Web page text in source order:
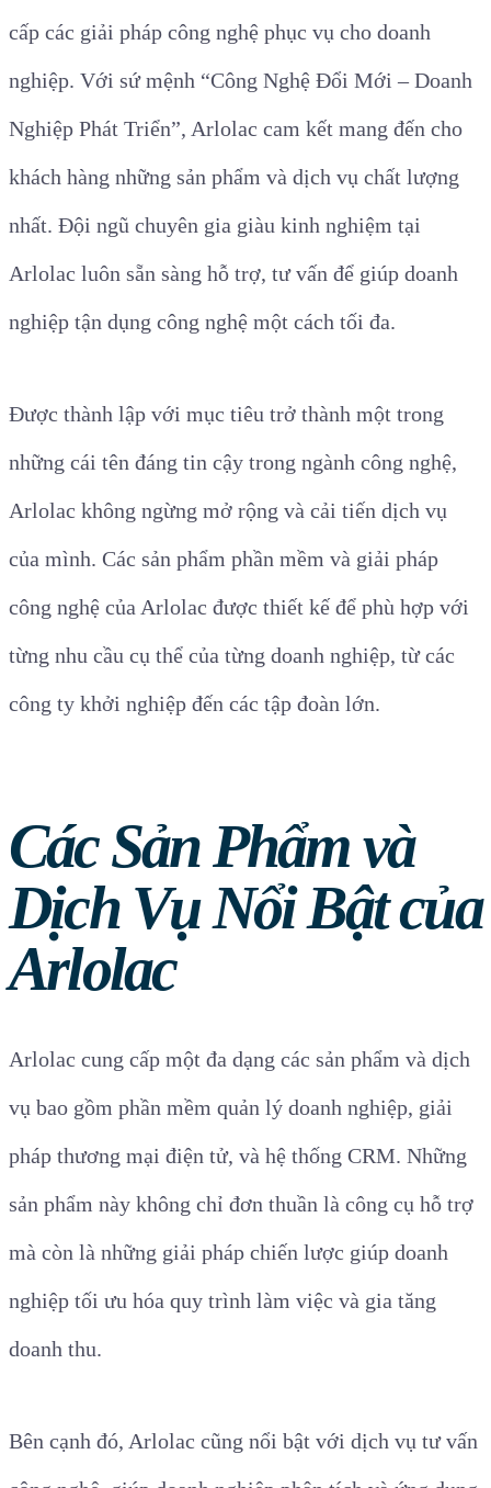
cấp các giải pháp công nghệ phục vụ cho doanh
nghiệp. Với sứ mệnh “Công Nghệ Đổi Mới – Doanh
Nghiệp Phát Triển”, Arlolac cam kết mang đến cho
khách hàng những sản phẩm và dịch vụ chất lượng
nhất. Đội ngũ chuyên gia giàu kinh nghiệm tại
Arlolac luôn sẵn sàng hỗ trợ, tư vấn để giúp doanh
nghiệp tận dụng công nghệ một cách tối đa.
Được thành lập với mục tiêu trở thành một trong
những cái tên đáng tin cậy trong ngành công nghệ,
Arlolac không ngừng mở rộng và cải tiến dịch vụ
của mình. Các sản phẩm phần mềm và giải pháp
công nghệ của Arlolac được thiết kế để phù hợp với
từng nhu cầu cụ thể của từng doanh nghiệp, từ các
công ty khởi nghiệp đến các tập đoàn lớn.
Các Sản Phẩm và
Dịch Vụ Nổi Bật của
Arlolac
Arlolac cung cấp một đa dạng các sản phẩm và dịch
vụ bao gồm phần mềm quản lý doanh nghiệp, giải
pháp thương mại điện tử, và hệ thống CRM. Những
sản phẩm này không chỉ đơn thuần là công cụ hỗ trợ
mà còn là những giải pháp chiến lược giúp doanh
nghiệp tối ưu hóa quy trình làm việc và gia tăng
doanh thu.
Bên cạnh đó, Arlolac cũng nổi bật với dịch vụ tư vấn